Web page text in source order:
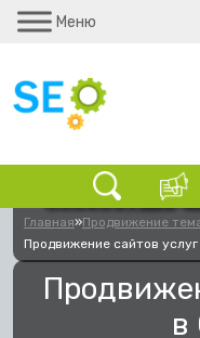
Меню
Главная»Продвижение
Продвижение сайтов услуг
в